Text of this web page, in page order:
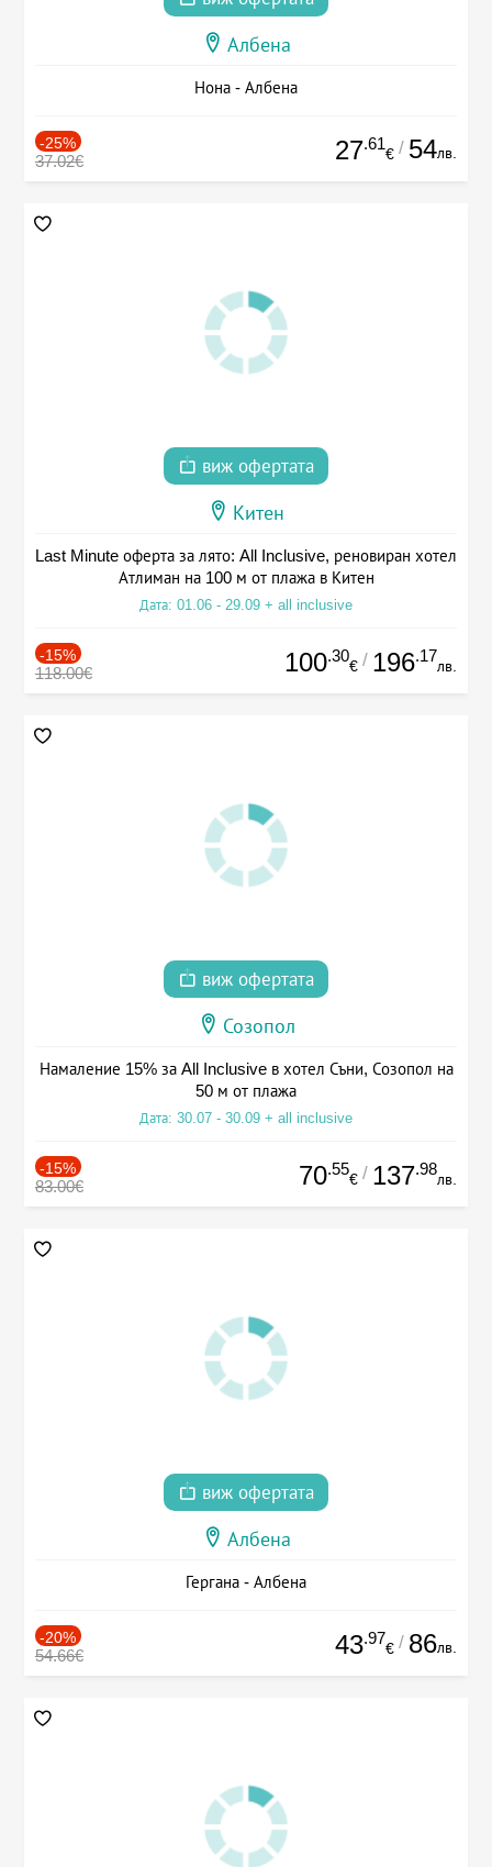
Албена
Нона - Албена
-25%
37.02€ 27.61
€ / 54лв.
виж офертата
Китен
Last Minute оферта за лято: All Inclusive, реновиран хотел
Атлиман на 100 м от плажа в Китен
Дата: 01.06 - 29.09 + all inclusive
-15%
118.00€ 100.30
€ / 196.17
лв.
виж офертата
Созопол
Намаление 15% за All Inclusive в хотел Съни, Созопол на
50 м от плажа
Дата: 30.07 - 30.09 + all inclusive
-15%
83.00€ 70.55
€ / 137.98
лв.
виж офертата
Албена
Гергана - Албена
-20%
54.66€ 43.97
€ / 86лв.